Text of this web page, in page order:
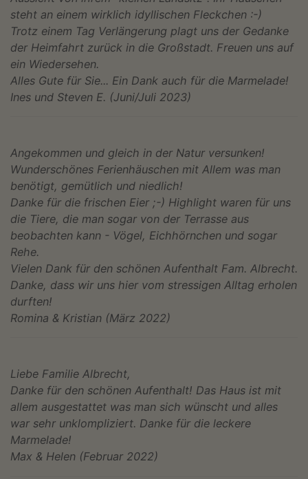
steht an einem wirklich idyllischen Fleckchen :-)
Trotz einem Tag Verlängerung plagt uns der Gedanke
der Heimfahrt zurück in die Großstadt. Freuen uns auf
ein Wiedersehen.
Alles Gute für Sie... Ein Dank auch für die Marmelade!
Ines und Steven E. (Juni/Juli 2023)
Angekommen und gleich in der Natur versunken!
Wunderschönes Ferienhäuschen mit Allem was man
benötigt, gemütlich und niedlich!
Danke für die frischen Eier ;-) Highlight waren für uns
die Tiere, die man sogar von der Terrasse aus
beobachten kann - Vögel, Eichhörnchen und sogar
Rehe.
Vielen Dank für den schönen Aufenthalt Fam. Albrecht.
Danke, dass wir uns hier vom stressigen Alltag erholen
durften!
Romina & Kristian (März 2022)
Liebe Familie Albrecht,
Danke für den schönen Aufenthalt! Das Haus ist mit
allem ausgestattet was man sich wünscht und alles
war sehr unklompliziert. Danke für die leckere
Marmelade!
Max & Helen (Februar 2022)